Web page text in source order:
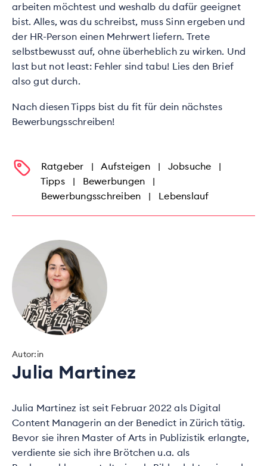
arbeiten möchtest und weshalb du dafür geeignet
bist. Alles, was du schreibst, muss Sinn ergeben und
der HR-Person einen Mehrwert liefern. Trete
selbstbewusst auf, ohne überheblich zu wirken. Und
last but not least: Fehler sind tabu! Lies den Brief
also gut durch.
Nach diesen Tipps bist du fit für dein nächstes
Bewerbungsschreiben!
Ratgeber | Aufsteigen | Jobsuche |
Tipps | Bewerbungen |
Bewerbungsschreiben | Lebenslauf
Autor:in
Julia Martinez
Julia Martinez ist seit Februar 2022 als Digital
Content Managerin an der Benedict in Zürich tätig.
Bevor sie ihren Master of Arts in Publizistik erlangte,
verdiente sie sich ihre Brötchen u.a. als